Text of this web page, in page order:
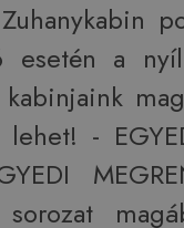
esetén a
-